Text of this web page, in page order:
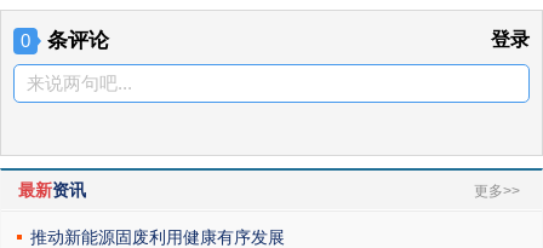
0 条评论 登录
来说两句吧...
最新资讯 更多>>
推动新能源固废利用健康有序发展